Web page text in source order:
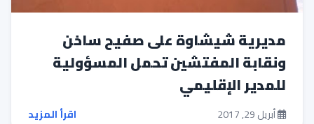
مديرية شيشاوة على صفيح ساخن
ونقابة المفتشين تحمل المسؤولية
للمدير الإقليمي‎
أبريل 29, 2017 اقرأ المزيد